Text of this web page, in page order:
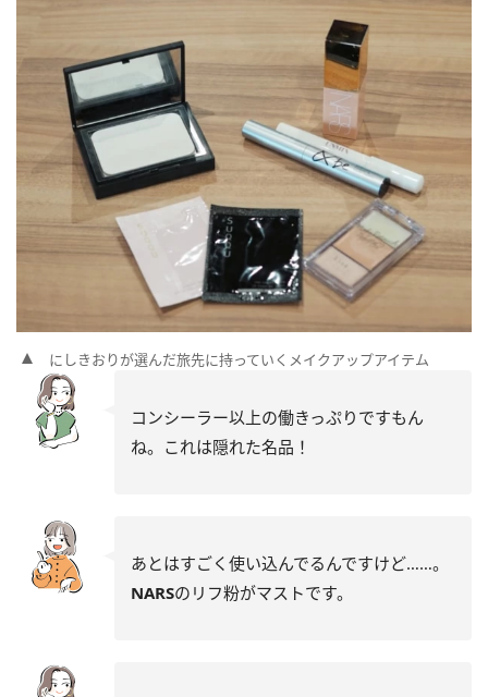
にしきおりが選んだ旅先に持っていくメイクアップアイテム
コンシーラー以上の働きっぷりですもん
ね。これは隠れた名品！
あとはすごく使い込んでるんですけど……。
NARSのリフ粉がマストです。